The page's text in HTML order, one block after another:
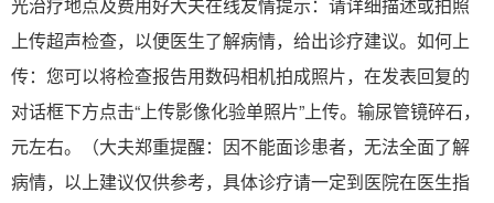
光治疗地点及费用好大夫在线友情提示：请详细描述或拍照
上传超声检查，以便医生了解病情，给出诊疗建议。如何上
传：您可以将检查报告用数码相机拍成照片，在发表回复的
对话框下方点击“上传影像化验单照片”上传。输尿管镜碎石，
元左右。（大夫郑重提醒：因不能面诊患者，无法全面了解
病情，以上建议仅供参考，具体诊疗请一定到医院在医生指